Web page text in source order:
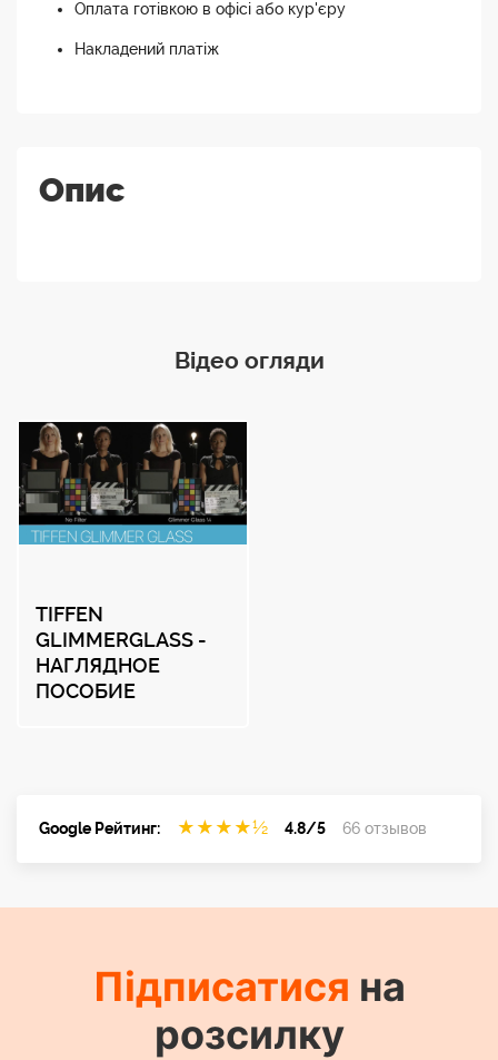
Оплата готівкою в офісі або кур'єру
Накладений платіж
Опис
Відео огляди
TIFFEN
GLIMMERGLASS -
НАГЛЯДНОЕ
ПОСОБИЕ
Google Рейтинг: ★ ★ ★ ★½ 4.8/5 66 отзывов
Підписатися на
розсилку